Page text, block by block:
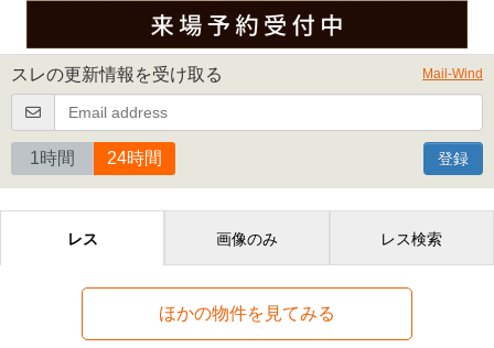
スレの更新情報を受け取る Mail-Wind
1時間 24時間 登録
レス 画像のみ レス検索
ほかの物件を見てみる